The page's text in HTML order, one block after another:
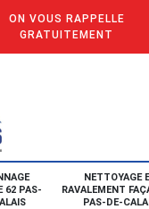
ON VOUS RAPPELLE
GRATUITEMENT
62 PAS-
NETTOYAGE
RAVALEMENT
PAS-DE-